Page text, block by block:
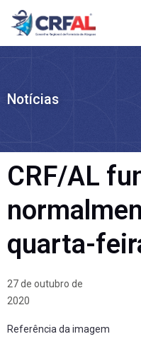
Ir
para
Notícias
CRF/AL
quarta-
27 de outubro de
2020
Referência da imagem